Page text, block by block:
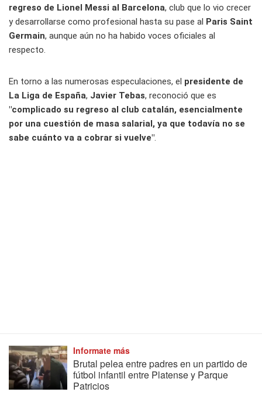
regreso de Lionel Messi al Barcelona, club que lo vio crecer
y desarrollarse como profesional hasta su pase al Paris Saint
Germain, aunque aún no ha habido voces oficiales al
respecto.
En torno a las numerosas especulaciones, el presidente de
La Liga de España, Javier Tebas, reconoció que es
"complicado su regreso al club catalán, esencialmente
por una cuestión de masa salarial, ya que todavía no se
sabe cuánto va a cobrar si vuelve".
Informate más
Brutal pelea entre padres en un partido de
fútbol infantil entre Platense y Parque
Patricios